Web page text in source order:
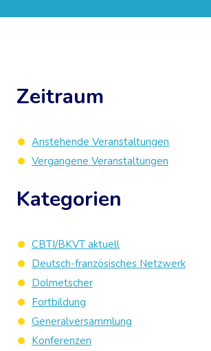
Zeitraum
Anstehende Veranstaltungen
Vergangene Veranstaltungen
Kategorien
CBTI/BKVT aktuell
Deutsch-französisches Netzwerk
Dolmetscher
Fortbildung
Generalversammlung
Konferenzen